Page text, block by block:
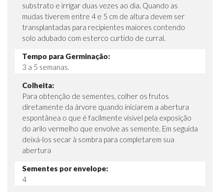
substrato e irrigar duas vezes ao dia. Quando as
mudas tiverem entre 4 e 5 cm de altura devem ser
transplantadas para recipientes maiores contendo
solo adubado com esterco curtido de curral.
Tempo para Germinação:
3 a 5 semanas.
Colheita:
Para obtenção de sementes, colher os frutos
diretamente da árvore quando iniciarem a abertura
espontânea o que é facilmente visível pela exposição
do arilo vermelho que envolve as semente. Em seguida
deixá-los secar à sombra para completarem sua
abertura
Sementes por envelope:
4